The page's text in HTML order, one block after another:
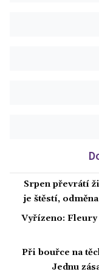
Srpen převrátí
je štěstí,
Vyřízeno:
Při bouřce na
Jednu